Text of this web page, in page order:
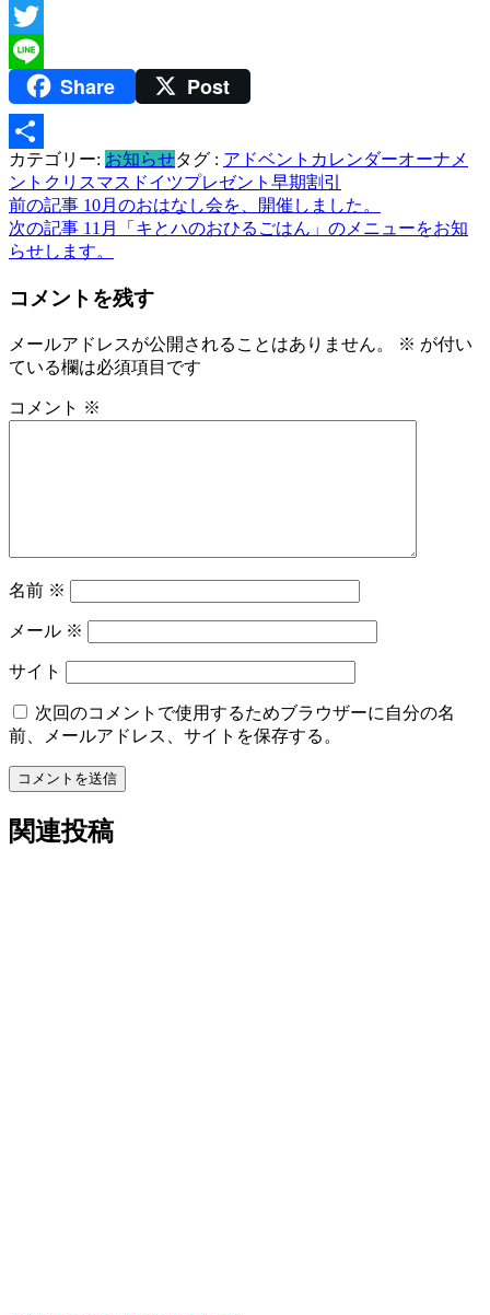
Facebook
Twitter
Line
Share Post
共
有
カテゴリー: お知らせタグ : アドベントカレンダーオーナメ
ント クリスマス ドイツプレゼント 早期割引
投
稿
ビ
ゲ
シ
前の記事 10月のおはなし会を、開催しました。
次の記事 11月「キとハのおひるごはん」のメニューをお知
らせします。
コメントを残す
メールアドレスが公開されることはありません。 ※ が付い
ている欄は必須項目です
コメント ※
名前 ※
メール ※
サイト
次回のコメントで使用するためブラウザーに自分の名
前、メールアドレス、サイトを保存する。
コメントを送信
関連投稿